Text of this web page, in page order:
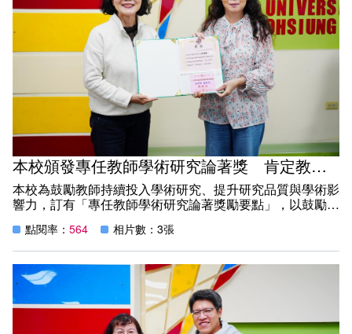
工作與學業，
獲得升等、考研究所機會，適合各行各業的在職人員進修，
不論是軍警、原住民、更生人、
新住民還是持居留證的朋友，都可以加入高雄空大實用多元
的學習方式，是成人上大學的最佳選擇！
高雄廣播電臺FM94.3【幸福圓舞曲】節目，
與高雄市立空中大學合作製播單元，由文妍(蘇菲蘇)製作主
持。
🎶播出時間：每個月第二週的週一
首播：週一晚間20:00-21:00
重播：隔天凌晨01:00-02:00
🎧高雄廣播電台線上即時收聽
https://www.kbs.gov.tw/index.aspx#/
🎧節目訪問播出後，就可以隨時隨地點選電台官網節目重
溫功能收聽。
👉【幸福圓舞曲】節目重溫連結
https://reurl.cc/Eo8LaK
進入選單，點選當集日期，即可重溫收聽。
本校頒發專任教師學術研究論著獎 肯定教師研究成果與學術能量
本校為鼓勵教師持續投入學術研究、提升研究品質與學術影
響力，訂有「專任教師學術研究論著獎勵要點」，以鼓勵及
量。
本次獲獎教師包括外文系何妤蓁副教授與工商系薛昭義副教
授，兩位教師之研究成果皆刊登於 SSCI 收錄期刊
《Interactive Learning Environments》，研究內容具高度
學術價值與國際影響力，成功提升本校在國際學術領域之能
見度，各獲頒獎金及獎狀一紙，以資鼓勵。
點閱率： 564 相片數：3張